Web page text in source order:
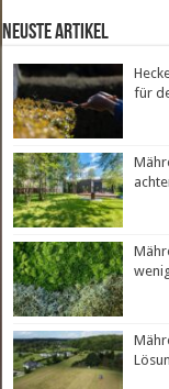
neuste Artikel
für